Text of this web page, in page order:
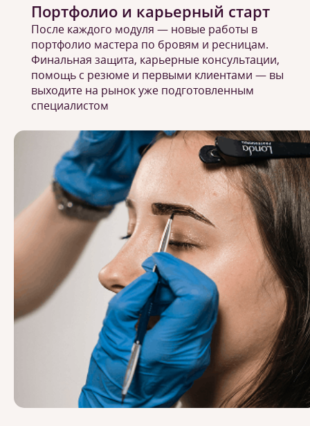
Портфолио и карьерный старт
После каждого модуля — новые работы в
портфолио мастера по бровям и ресницам.
Финальная защита, карьерные консультации,
помощь с резюме и первыми клиентами — вы
выходите на рынок уже подготовленным
специалистом